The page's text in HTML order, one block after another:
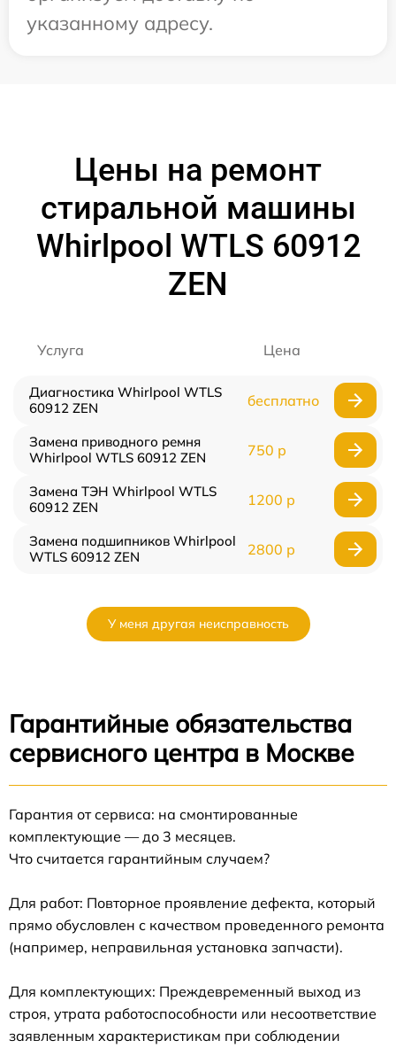
указанному адресу.
Цены на ремонт
стиральной машины
Whirlpool WTLS 60912
ZEN
Услуга Цена
Диагностика Whirlpool WTLS
60912 ZEN
бесплатно
Замена приводного ремня
Whirlpool WTLS 60912 ZEN
750 р
Замена ТЭН Whirlpool WTLS
60912 ZEN
1200 р
Замена подшипников Whirlpool
WTLS 60912 ZEN
2800 р
У меня другая неисправность
Гарантийные обязательства
сервисного центра в Москве
Гарантия от сервиса: на смонтированные
комплектующие — до 3 месяцев.
Что считается гарантийным случаем?
Для работ: Повторное проявление дефекта, который
прямо обусловлен с качеством проведенного ремонта
(например, неправильная установка запчасти).
Для комплектующих: Преждевременный выход из
строя, утрата работоспособности или несоответствие
заявленным характеристикам при соблюдении